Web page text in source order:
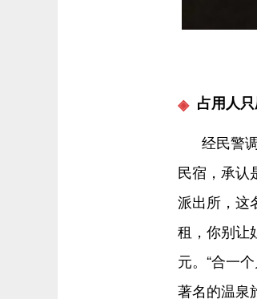
占用人
经民警
民宿，承认
派出所，这
租，你别让
元。“合一
著名的温泉